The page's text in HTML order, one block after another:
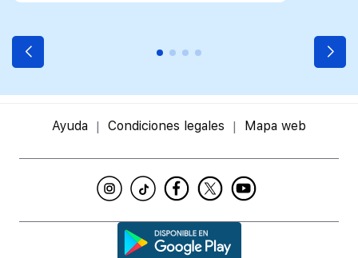
Ayuda Condiciones legales Mapa web